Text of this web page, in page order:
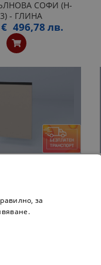
СОФИ (H-
- ГЛИНА
496,78 лв.
за